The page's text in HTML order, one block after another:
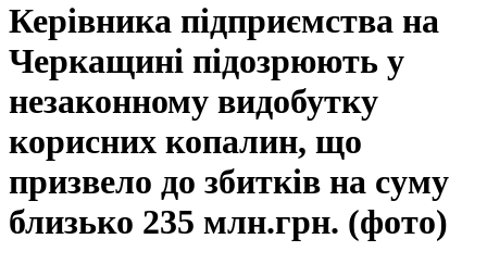
Керівника підприємства на
Черкащині підозрюють у
незаконному видобутку
корисних копалин, що
призвело до збитків на суму
близько 235 млн.грн. (фото)